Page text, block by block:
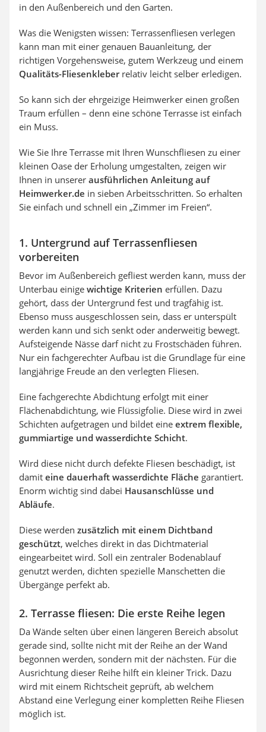
in den Außenbereich und den Garten.
Was die Wenigsten wissen: Terrassenfliesen verlegen
kann man mit einer genauen Bauanleitung, der
richtigen Vorgehensweise, gutem Werkzeug und einem
Qualitäts-Fliesenkleberrelativ leicht selber erledigen.
So kann sich der ehrgeizige Heimwerker einen großen
Traum erfüllen – denn eine schöne Terrasse ist einfach
ein Muss.
Wie Sie Ihre Terrasse mit Ihren Wunschfliesen zu einer
kleinen Oase der Erholung umgestalten, zeigen wir
Ihnen in unserer ausführlichen Anleitung auf
Heimwerker.de in sieben Arbeitsschritten. So erhalten
Sie einfach und schnell ein „Zimmer im Freien“.
1. Untergrund auf Terrassenfliesen
vorbereiten
Bevor im Außenbereich gefliest werden kann, muss der
Unterbau einige wichtige Kriterien erfüllen. Dazu
gehört, dass der Untergrund fest und tragfähig ist.
Ebenso muss ausgeschlossen sein, dass er unterspült
werden kann und sich senkt oder anderweitig bewegt.
Aufsteigende Nässe darf nicht zu Frostschäden führen.
Nur ein fachgerechter Aufbau ist die Grundlage für eine
langjährige Freude an den verlegten Fliesen.
Eine fachgerechte Abdichtung erfolgt mit einer
Flächenabdichtung, wie Flüssigfolie. Diese wird in zwei
Schichten aufgetragen und bildet eine extrem flexible,
gummiartige und wasserdichte Schicht.
Wird diese nicht durch defekte Fliesen beschädigt, ist
damit eine dauerhaft wasserdichte Fläche garantiert.
Enorm wichtig sind dabei Hausanschlüsse und
Abläufe.
Diese werden zusätzlich mit einem Dichtband
geschützt, welches direkt in das Dichtmaterial
eingearbeitet wird. Soll ein zentraler Bodenablauf
genutzt werden, dichten spezielle Manschetten die
Übergänge perfekt ab.
2. Terrasse fliesen: Die erste Reihe legen
Da Wände selten über einen längeren Bereich absolut
gerade sind, sollte nicht mit der Reihe an der Wand
begonnen werden, sondern mit der nächsten. Für die
Ausrichtung dieser Reihe hilft ein kleiner Trick. Dazu
wird mit einem Richtscheit geprüft, ab welchem
Abstand eine Verlegung einer kompletten Reihe Fliesen
möglich ist.